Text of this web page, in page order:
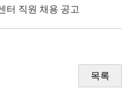
터 직원 채용 공고
목록